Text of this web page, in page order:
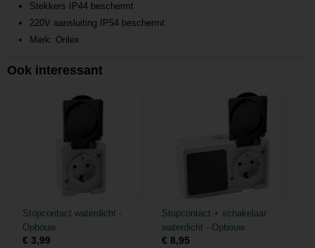
Stekkers IP44 beschermt
220V aansluiting IP54 beschermt
Merk: Onlex
Ook interessant
Stopcontact waterdicht -
Opbouw
€ 3,99
Stopcontact + schakelaar
waterdicht - Opbouw
€ 8,95